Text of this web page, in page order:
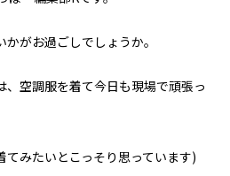
がお過ごしでしょうか。
、空調服を着て今日も現場で頑張っ
みたいとこっそり思っています)